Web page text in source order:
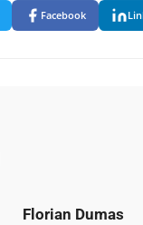
Facebook
Florian Dumas